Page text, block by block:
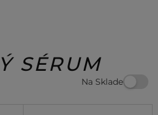
Zl'avy
SÉRUM
Na Sklade